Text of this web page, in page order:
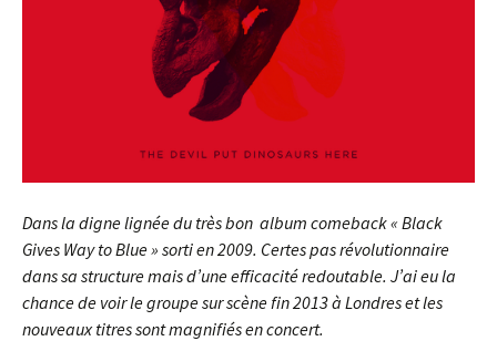
Dans la digne lignée du très bon album comeback « Black
Gives Way to Blue » sorti en 2009. Certes pas révolutionnaire
dans sa structure mais d’une efficacité redoutable. J’ai eu la
chance de voir le groupe sur scène fin 2013 à Londres et les
nouveaux titres sont magnifiés en concert.